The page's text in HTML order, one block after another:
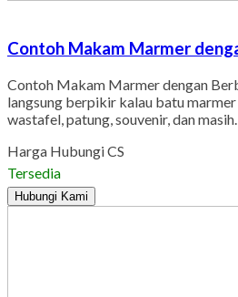
Contoh Makam Marmer
Contoh Makam Marmer dengan
langsung berpikir kalau batu
wastafel, patung, souvenir, dan
Harga Hubungi CS
Tersedia
Hubungi Kami